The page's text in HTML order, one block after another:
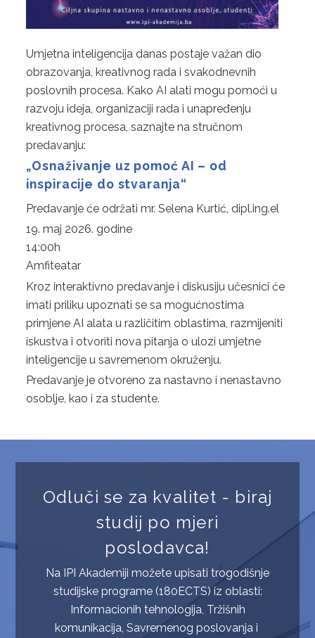
Umjetna inteligencija danas postaje važan dio
obrazovanja, kreativnog rada i svakodnevnih
poslovnih procesa. Kako AI alati mogu pomoći u
razvoju ideja, organizaciji rada i unapređenju
kreativnog procesa, saznajte na stručnom
predavanju:
„Osnaživanje uz pomoć AI – od
inspiracije do stvaranja“
Predavanje će održati mr. Selena Kurtić, dipl.ing.el
19. maj 2026. godine
14:00h
Amfiteatar
Kroz interaktivno predavanje i diskusiju učesnici će
imati priliku upoznati se sa mogućnostima
primjene AI alata u različitim oblastima, razmijeniti
iskustva i otvoriti nova pitanja o ulozi umjetne
inteligencije u savremenom okruženju.
Predavanje je otvoreno za nastavno i nenastavno
osoblje, kao i za studente.
Odluči se za kvalitet - biraj
studij po mjeri
poslodavca!
Na IPI Akademiji možete upisati trogodišnje
studijske programe (180ECTS) iz oblasti:
Informacionih tehnologija, Tržišnih
komunikacija, Savremenog poslovanja i
PRIJAVE